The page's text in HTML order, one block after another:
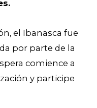
el Ibanasca fue
por parte de la
comience a
y participe